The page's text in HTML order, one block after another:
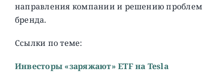
направления компании и решению проблем
бренда.
Cсылки по теме:
Инвесторы «заряжают» ETF на Tesla